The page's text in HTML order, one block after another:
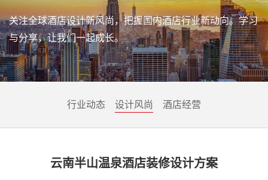
关注全球酒店设计新风尚，把握国内酒店行业新动向。学习
与分享，让我们一起成长。
行业动态 设计风尚 酒店经营
云南半山温泉酒店装修设计方案